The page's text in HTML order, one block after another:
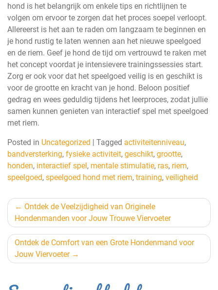
hond is het belangrijk om enkele tips en richtlijnen te
volgen om ervoor te zorgen dat het proces soepel verloopt.
Allereerst is het aan te raden om langzaam te beginnen en
je hond rustig te laten wennen aan het nieuwe speelgoed
en de riem. Geef je hond de tijd om vertrouwd te raken met
het concept voordat je intensievere trainingssessies start.
Zorg er ook voor dat het speelgoed veilig is en geschikt is
voor de grootte en kracht van je hond. Beloon positief
gedrag en wees geduldig tijdens het leerproces, zodat jullie
samen kunnen genieten van interactief spel met speelgoed
met riem.
Posted in Uncategorized Tagged activiteitenniveau,
bandversterking, fysieke activiteit, geschikt, grootte,
honden, interactief spel , mentale stimulatie, ras, riem,
speelgoed, speelgoed hond met riem, training, veiligheid
Berichtnavigatie
Ontdek de Veelzijdigheid van Originele
Hondenmanden voor Jouw Trouwe Viervoeter
Ontdek de Comfort van een Grote Hondenmand voor
Jouw Viervoeter